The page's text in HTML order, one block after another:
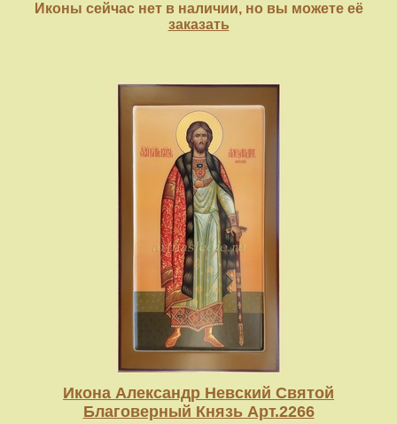
Иконы сейчас нет в наличии, но вы можете её
заказать
Икона Александр Невский Святой
Благоверный Князь Арт.2266